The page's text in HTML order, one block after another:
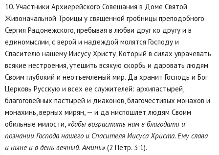
10. Участники Архиерейского Совещания в Доме Святой
Живоначальной Троицы у священной гробницы преподобного
Сергия Радонежского, пребывая в любви друг ко другу и в
единомыслии, с верой и надеждой молятся Господу и
Спасителю нашему Иисусу Христу, Который в силах уврачевать
всякие нестроения, утешить всякую скорбь и даровать людям
Своим глубокий и неотъемлемый мир. Да хранит Господь и Бог
Церковь Русскую и всех ее служителей: архипастырей,
благоговейных пастырей и диаконов, благочестивых монахов и
монахинь, верных мирян, — и да ниспошлет людям Своим
обильные милости, «дабы возрастать нам в благодати и
познании Господа нашего и Спасителя Иисуса Христа. Ему слава
и ныне и в день вечный. Аминь» (2 Петр. 3:1).